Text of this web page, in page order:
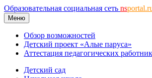
Образовательная социальная сеть ns
Меню
Обзор возможностей
Детский проект «Алые паруса»
Аттестация педагогических
Детский сад